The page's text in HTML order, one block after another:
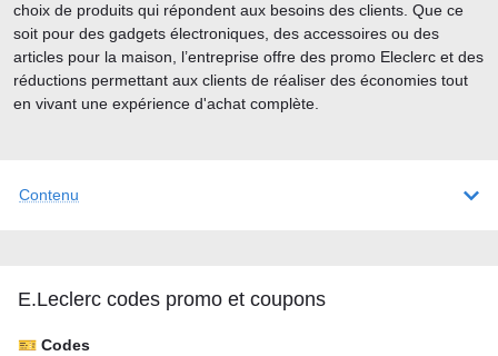
Contenu
E.Leclerc codes promo et coupons
🎫 Codes
choix de produits qui répondent aux besoins des clients. Que ce
soit pour des gadgets électroniques, des accessoires ou des
articles pour la maison, l’entreprise offre des promo Eleclerc et des
réductions permettant aux clients de réaliser des économies tout
en vivant une expérience d'achat complète.